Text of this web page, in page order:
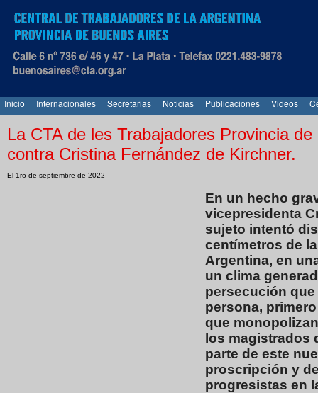
Inicio Internacionales Secretarias Noticias Publicaciones Videos
La CTA de les Trabajadores Provincia
contra Cristina Fernández de Kirchner.
El 1ro de septiembre de 2022
En un hecho
vicepresidenta
sujeto intentó
centímetros de
Argentina, en
un clima
persecución
persona,
que
los magistrados
parte de este
proscripción y
progresistas en